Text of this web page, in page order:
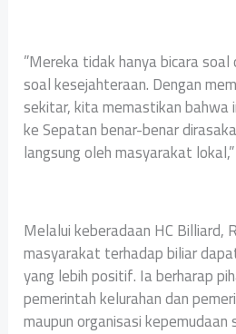
‎”Mereka tidak hanya bicara
soal kesejahteraan. Dengan
sekitar, kita memastikan bahwa
ke Sepatan benar-benar
langsung oleh masyarakat
‎Melalui keberadaan HC Billiard,
masyarakat terhadap biliar
yang lebih positif. Ia berharap
pemerintah kelurahan dan
maupun organisasi